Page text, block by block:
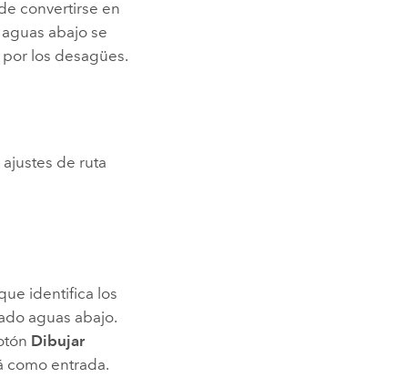
convertirse en
abajo se
los desagües.
de ruta
identifica los
aguas abajo.
Dibujar
como entrada.